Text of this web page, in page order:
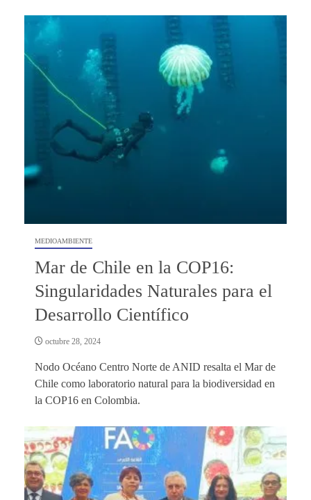
MEDIOAMBIENTE
Mar de Chile en la COP16:
Singularidades Naturales para el
Desarrollo Científico
octubre 28, 2024
Nodo Océano Centro Norte de ANID resalta el Mar de
Chile como laboratorio natural para la biodiversidad en
la COP16 en Colombia.